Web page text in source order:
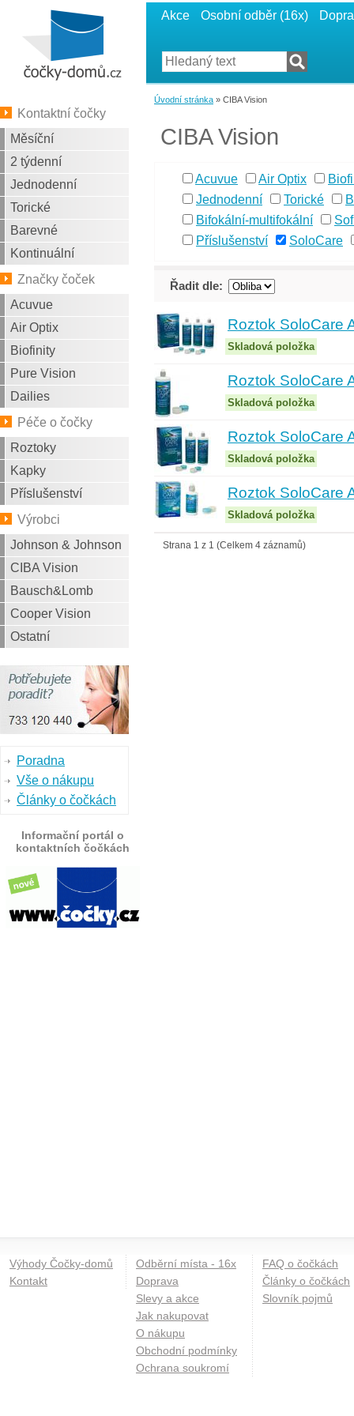
Akce Osobní odběr (16x)
Kontaktní čočky
Měsíční
2 týdenní
Jednodenní
Torické
Barevné
Kontinuální
Značky čoček
Acuvue
Air Optix
Biofinity
Pure Vision
Dailies
Péče o čočky
Roztoky
Kapky
Příslušenství
Výrobci
Johnson & Johnson
CIBA Vision
Bausch&Lomb
Cooper Vision
Ostatní
Poradna
Vše o nákupu
Články o čočkách
Informační portál o
kontaktních čočkách
Úvodní stránka » CIBA Vision
CIBA Vision
Acuvue Air Optix
Jednodenní
Torické
Bifokální-multifokální
Příslušenství
SoloCare
Řadit dle:
Roztok SoloCare
Skladová položka
Roztok SoloCare
Skladová položka
Roztok SoloCare
Skladová položka
Roztok SoloCare
Skladová položka
Strana 1 z 1 (Celkem 4 záznamů)
Výhody Čočky-domů
Kontakt
Odběrní místa - 16x
Doprava
Slevy a akce
Jak nakupovat
O nákupu
Obchodní podmínky
Ochrana soukromí
FAQ o čočkách
Články o čočkách
Slovník pojmů